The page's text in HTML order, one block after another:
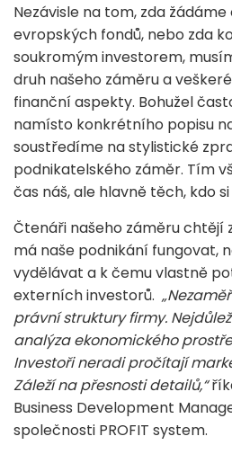
Nezávisle na tom, zda
evropských fondů, nebo zda
soukromým investorem,
druh našeho záměru a
finanční aspekty. Bohužel
namísto konkrétního popisu
soustředíme na stylistické
podnikatelského záměr. Tím
čas náš, ale hlavně těch, kdo
Čtenáři našeho záměru chtějí
má naše podnikání fungovat,
vydělávat a k čemu vlastně
externích investorů.
právní struktury firmy.
analýza ekonomického
Investoři neradi pročítají
Záleží na přesnosti detailů,“
Business Development
společnosti PROFIT system.